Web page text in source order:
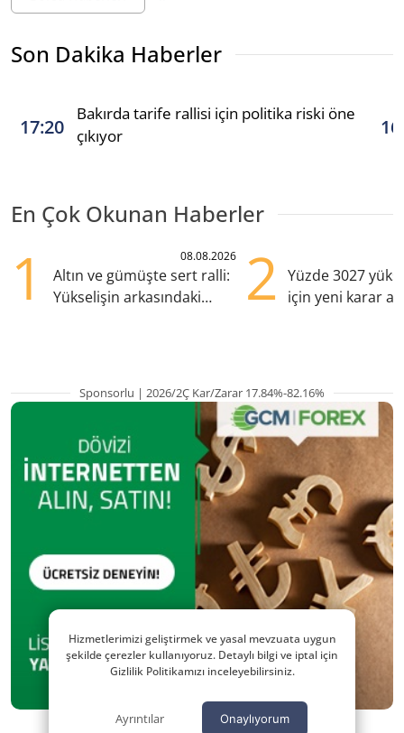
Son Dakika Haberler
17:20
Bakırda tarife rallisi için politika riski öne
çıkıyor
En Çok Okunan Haberler
1 08.08.2026
Altın ve gümüşte sert ralli:
Yükselişin arkasındaki
2
Yüzde 3027
için yeni karar
Sponsorlu | 2026/2Ç Kar/Zarar 17.84%-82.16%
Hizmetlerimizi geliştirmek ve yasal mevzuata uygun
şekilde çerezler kullanıyoruz. Detaylı bilgi ve iptal için
Gizlilik Politikamızı inceleyebilirsiniz.
Ayrıntılar Onaylıyorum